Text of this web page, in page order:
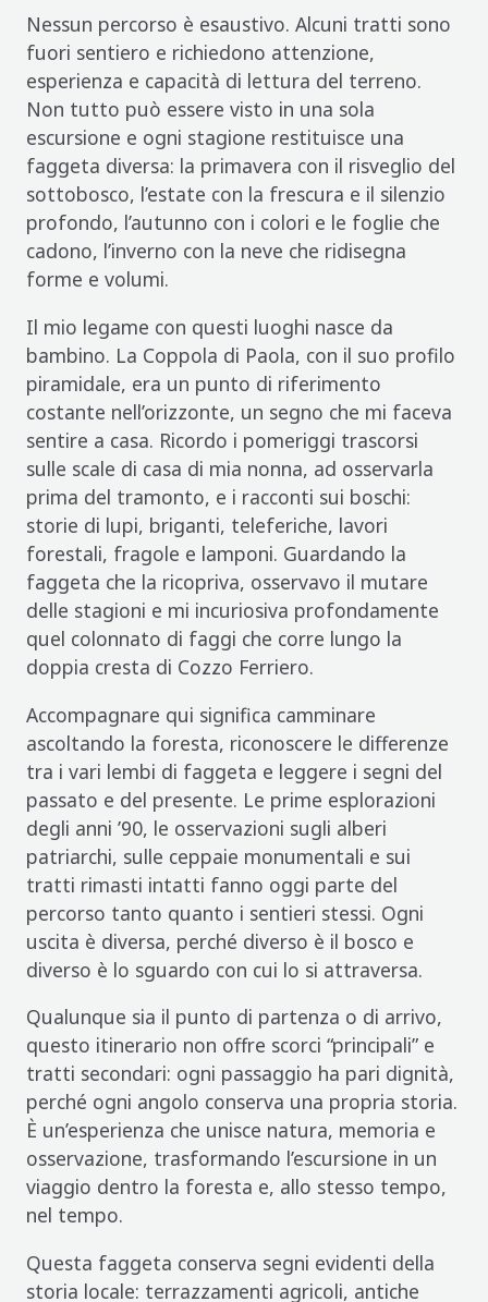
Nessun percorso è esaustivo. Alcuni tratti sono
fuori sentiero e richiedono attenzione,
esperienza e capacità di lettura del terreno.
Non tutto può essere visto in una sola
escursione e ogni stagione restituisce una
faggeta diversa: la primavera con il risveglio del
sottobosco, l’estate con la frescura e il silenzio
profondo, l’autunno con i colori e le foglie che
cadono, l’inverno con la neve che ridisegna
forme e volumi.
Il mio legame con questi luoghi nasce da
bambino. La Coppola di Paola, con il suo profilo
piramidale, era un punto di riferimento
costante nell’orizzonte, un segno che mi faceva
sentire a casa. Ricordo i pomeriggi trascorsi
sulle scale di casa di mia nonna, ad osservarla
prima del tramonto, e i racconti sui boschi:
storie di lupi, briganti, teleferiche, lavori
forestali, fragole e lamponi. Guardando la
faggeta che la ricopriva, osservavo il mutare
delle stagioni e mi incuriosiva profondamente
quel colonnato di faggi che corre lungo la
doppia cresta di Cozzo Ferriero.
Accompagnare qui significa camminare
ascoltando la foresta, riconoscere le differenze
tra i vari lembi di faggeta e leggere i segni del
passato e del presente. Le prime esplorazioni
degli anni ’90, le osservazioni sugli alberi
patriarchi, sulle ceppaie monumentali e sui
tratti rimasti intatti fanno oggi parte del
percorso tanto quanto i sentieri stessi. Ogni
uscita è diversa, perché diverso è il bosco e
diverso è lo sguardo con cui lo si attraversa.
Qualunque sia il punto di partenza o di arrivo,
questo itinerario non offre scorci “principali” e
tratti secondari: ogni passaggio ha pari dignità,
perché ogni angolo conserva una propria storia.
È un’esperienza che unisce natura, memoria e
osservazione, trasformando l’escursione in un
viaggio dentro la foresta e, allo stesso tempo,
nel tempo.
Questa faggeta conserva segni evidenti della
storia locale: terrazzamenti agricoli, antiche